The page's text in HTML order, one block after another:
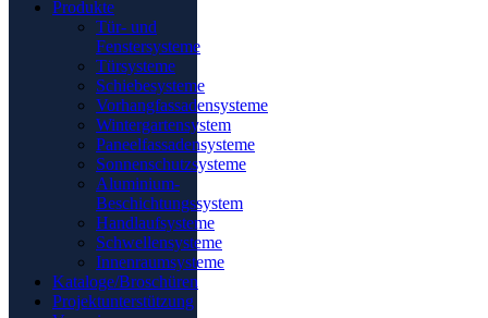
Produkte
Tür- und
Fenstersysteme
Türsysteme
Schiebesysteme
Vorhangfassadensysteme
Wintergartensystem
Paneelfassadensysteme
Sonnenschutzsysteme
Aluminium-
Beschichtungssystem
Handlaufsysteme
Schwellensysteme
Innenraumsysteme
Kataloge/Broschüren
Projektunterstützung